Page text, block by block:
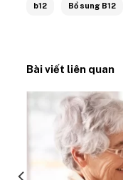
b12 Bổ sung B12
Bài viết liên quan